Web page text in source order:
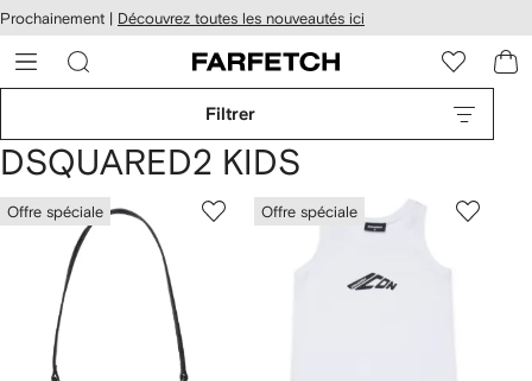
au
principal
Prochainement | Découvrez toutes les nouveautés ici
Filtrer
DSQUARED2 KIDS
Offre spéciale Offre spéciale